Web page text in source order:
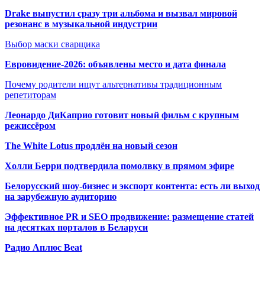
Drake выпустил сразу три альбома и вызвал мировой
резонанс в музыкальной индустрии
Выбор маски сварщика
Евровидение-2026: объявлены место и дата финала
Почему родители ищут альтернативы традиционным
репетиторам
Леонардо ДиКаприо готовит новый фильм с крупным
режиссёром
The White Lotus продлён на новый сезон
Холли Берри подтвердила помолвку в прямом эфире
Белорусский шоу-бизнес и экспорт контента: есть ли выход
на зарубежную аудиторию
Эффективное PR и SEO продвижение: размещение статей
на десятках порталов в Беларуси
Радио Аплюс Beat